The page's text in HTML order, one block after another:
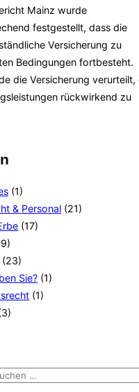
Mainz wurde
festgestellt, dass die
Versicherung zu
Bedingungen fortbesteht.
die Versicherung verurteilt,
rückwirkend zu
(1)
& Personal (21)
(17)
(23)
Sie? (1)
(1)